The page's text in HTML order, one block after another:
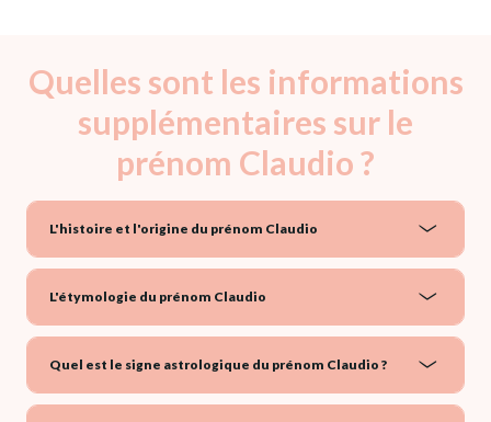
Quelles sont les informations
supplémentaires sur le
prénom Claudio ?
L'histoire et l'origine du prénom Claudio
L'étymologie du prénom Claudio
Quel est le signe astrologique du prénom Claudio ?